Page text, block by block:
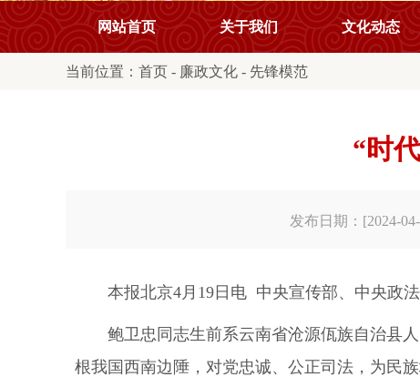
网站首页 关于我们 文化动态
当前位置： 首页 - 廉政文化 - 先锋模范
“时
发布日期：[2024-
本报北京4月19日电 中央宣传部、中央政
鲍卫忠同志生前系云南省沧源佤族自治县
根我国西南边陲，对党忠诚、公正司法，为民